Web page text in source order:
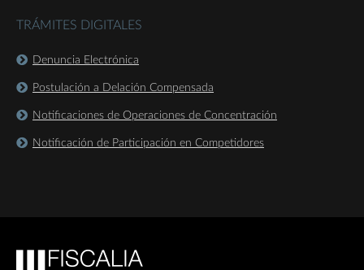
TRÁMITES DIGITALES
Denuncia Electrónica
Postulación a Delación Compensada
Notificaciones de Operaciones de Concentración
Notificación de Participación en Competidores